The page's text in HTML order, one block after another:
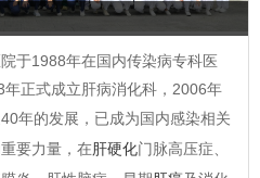
于1988年在国内传染病专科医
正式成立肝病消化科，2006年
年的发展，已成为国内感染相关
要力量，在肝硬化门脉高压症、